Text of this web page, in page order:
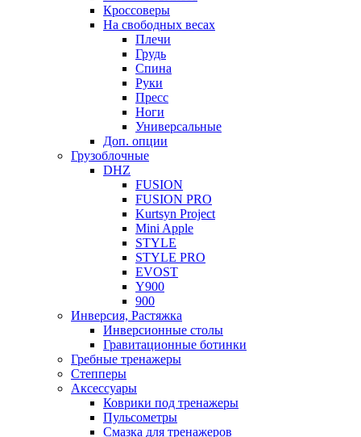
Кроссоверы
На свободных весах
Плечи
Грудь
Спина
Руки
Пресс
Ноги
Универсальные
Доп. опции
Грузоблочные
DHZ
FUSION
FUSION PRO
Kurtsyn Project
Mini Apple
STYLE
STYLE PRO
EVOST
Y900
900
Инверсия, Растяжка
Инверсионные столы
Гравитационные ботинки
Гребные тренажеры
Степперы
Аксессуары
Коврики под тренажеры
Пульсометры
Смазка для тренажеров